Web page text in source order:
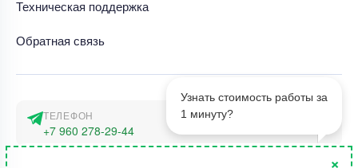
Узнать стоимость работы за
1 минуту?
Техническая поддержка
Обратная связь
ТЕЛЕФОН
+7 960 278-29-44
×